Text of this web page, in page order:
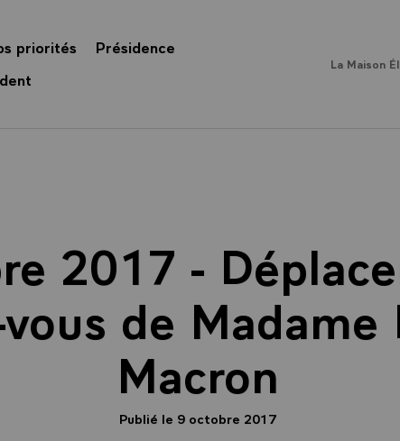
priorités
Présidence
La Maison
2017 -
de
Macron
Publié le 9 octobre 2017